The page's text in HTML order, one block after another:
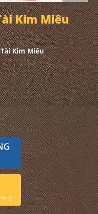
Kim Miêu
Kim Miêu